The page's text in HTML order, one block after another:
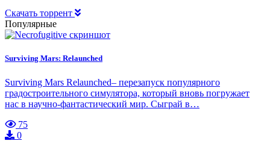
Скачать торрент
Популярные
Surviving Mars: Relaunched
Surviving Mars Relaunched– перезапуск популярного
градостроительного симулятора, который вновь погружает
нас в научно-фантастический мир. Сыграй в…
75
0